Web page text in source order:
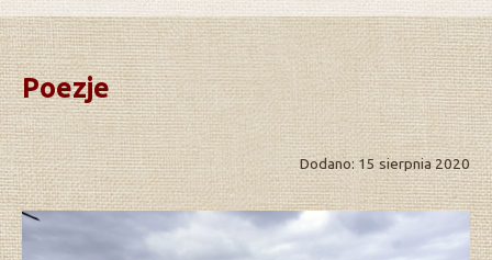
Poezje
Dodano: 15 sierpnia 2020